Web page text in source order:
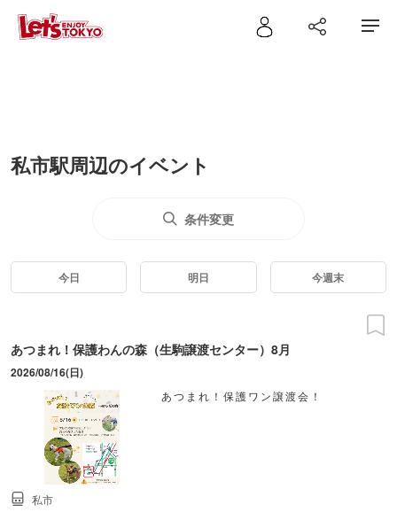
私市駅周辺のイベント
条件変更
今日 明日 今週末
あつまれ！保護わんの森（生駒譲渡センター）8月
2026/08/16(日)
あつまれ！保護ワン譲渡会！
私市